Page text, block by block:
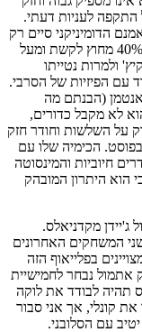
לעניות דעתי.
הדומיניקני סיים רק
עם 18.6 נקודות למשחק אבל הוא קלע בכמעט 40% מחוץ לקשת ומעל
ולמרות נטייתו
עם הפיזיות של הסרבי.
(הבנתם מה
לא מקבל כדורים,
על השלשות וחודר חזק
הכימיה שלו עם
חיוביות והמינסוטה
היתרון המובהק
ג'יידן מקדניאלס.
המשחקים האחרונים
בפלייאוף הזה
נבחר לחמישיית
תהיה לבודד את לוקה
קונלי, אך אני סבור
עם הסלובני.